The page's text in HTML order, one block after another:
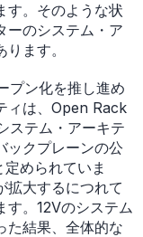
す。そのような状
ーのシステム・ア
ます。
プン化を推し進め
ィは、Open Rack
ステム・アーキテ
ックプレーンの公
められていま
拡大するにつれて
す。12Vのシステム
た結果、全体的な